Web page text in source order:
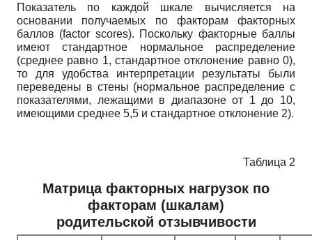
Показатель по каждой шкале вычисляется на
основании получаемых по факторам факторных
баллов (factor scores). Поскольку факторные баллы
имеют стандартное нормальное распределение
(среднее равно 1, стандартное отклонение равно 0),
то для удобства интерпретации результаты были
переведены в стены (нормальное распределение с
показателями, лежащими в диапазоне от 1 до 10,
имеющими среднее 5,5 и стандартное отклонение 2).
Таблица 2
Матрица факторных нагрузок по
факторам (шкалам)
родительской отзывчивости